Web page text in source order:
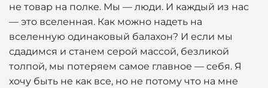
не товар на полке. Мы — люди. И каждый из нас
— это вселенная. Как можно надеть на
вселенную одинаковый балахон? И если мы
сдадимся и станем серой массой, безликой
толпой, мы потеряем самое главное — себя. Я
хочу быть не как все, но не потому что на мне